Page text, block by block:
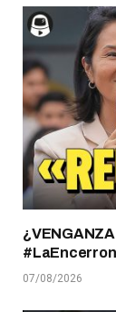
07/08/2026